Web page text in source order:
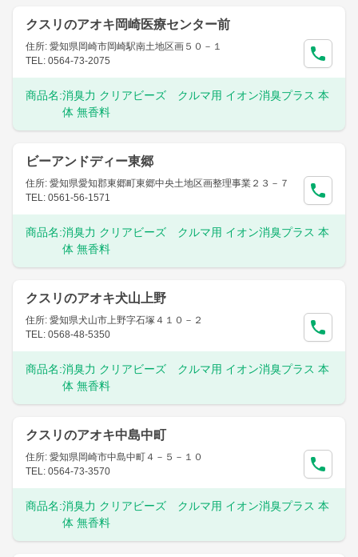
クスリのアオキ岡崎医療センター前
住所: 愛知県岡崎市岡崎駅南土地区画５０－１
TEL: 0564-73-2075
商品名:消臭力 クリアビーズ クルマ用 イオン消臭プラス 本
体 無香料
ビーアンドディー東郷
住所: 愛知県愛知郡東郷町東郷中央土地区画整理事業２３－７
TEL: 0561-56-1571
商品名:消臭力 クリアビーズ クルマ用 イオン消臭プラス 本
体 無香料
クスリのアオキ犬山上野
住所: 愛知県犬山市上野字石塚４１０－２
TEL: 0568-48-5350
商品名:消臭力 クリアビーズ クルマ用 イオン消臭プラス 本
体 無香料
クスリのアオキ中島中町
住所: 愛知県岡崎市中島中町４－５－１０
TEL: 0564-73-3570
商品名:消臭力 クリアビーズ クルマ用 イオン消臭プラス 本
体 無香料